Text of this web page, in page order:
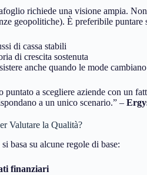
richiede una visione ampia.
geopolitiche). È preferibile puntare
di cassa stabili
di crescita sostenuta
anche quando le mode cambiano
puntato a scegliere aziende con un
a un unico scenario.” –
Valutare la Qualità?
basa su alcune regole di base:
finanziari